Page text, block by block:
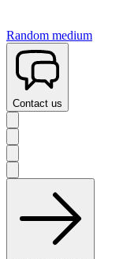
Random medium
Contact us